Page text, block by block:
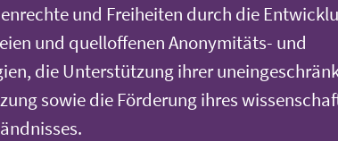
und Freiheiten durch die
und quelloffenen Anonymitäts- und
die Unterstützung ihrer
sowie die Förderung ihres